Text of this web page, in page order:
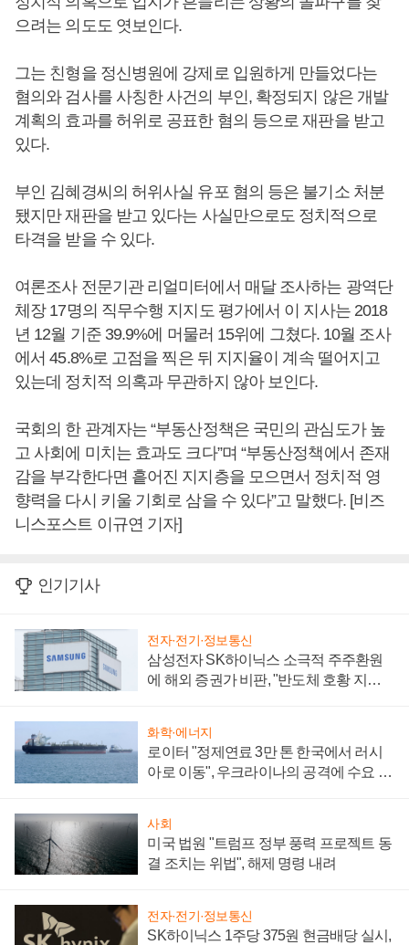
으려는 의도도 엿보인다.
그는 친형을 정신병원에 강제로 입원하게 만들었다는
혐의와 검사를 사칭한 사건의 부인, 확정되지 않은 개발
계획의 효과를 허위로 공표한 혐의 등으로 재판을 받고
있다.
부인 김혜경씨의 허위사실 유포 혐의 등은 불기소 처분
됐지만 재판을 받고 있다는 사실만으로도 정치적으로
타격을 받을 수 있다.
여론조사 전문기관 리얼미터에서 매달 조사하는 광역단
체장 17명의 직무수행 지지도 평가에서 이 지사는 2018
년 12월 기준 39.9%에 머물러 15위에 그쳤다. 10월 조사
에서 45.8%로 고점을 찍은 뒤 지지율이 계속 떨어지고
있는데 정치적 의혹과 무관하지 않아 보인다.
국회의 한 관계자는 “부동산정책은 국민의 관심도가 높
고 사회에 미치는 효과도 크다”며 “부동산정책에서 존재
감을 부각한다면 흩어진 지지층을 모으면서 정치적 영
향력을 다시 키울 기회로 삼을 수 있다”고 말했다. [비즈
니스포스트 이규연 기자]
인기기사
전자·전기·정보통신
삼성전자 SK하이닉스 소극적 주주환원
에 해외 증권가 비판, "반도체 호황 지속
화학·에너지
로이터 "정제연료 3만 톤 한국에서 러시
아로 이동", 우크라이나의 공격에 수요 늘
사회
미국 법원 "트럼프 정부 풍력 프로젝트 동
결 조치는 위법", 해제 명령 내려
전자·전기·정보통신
SK하이닉스 1주당 375원 현금배당 실시,